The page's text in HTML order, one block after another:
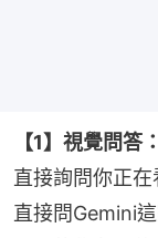
【1】視覺問答：
直接詢問你正
直接問Gemini